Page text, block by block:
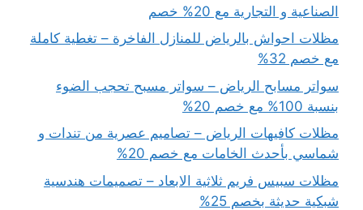
الصناعية و التجارية مع 20% خصم
مظلات احواش بالرياض للمنازل الفاخرة – تغطية كاملة
مع خصم 32%
سواتر مسابح الرياض – سواتر مسبح تحجب الضوء
بنسبة 100% مع خصم 20%
مظلات كافيهات الرياض – تصاميم عصرية من تندات و
شماسي بأحدث الخامات مع خصم 20%
مظلات سبيس فريم ثلاثية الابعاد – تصميمات هندسية
شبكية حديثة بخصم 25%